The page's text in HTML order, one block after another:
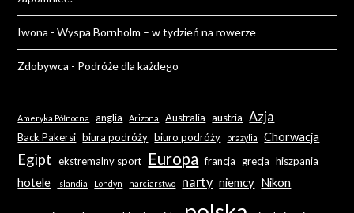
Iwona -Wyspa Bornholm – w tydzień na rowerze
Zdobywca - Podróże dla każdego
Ameryka Północna anglia Arizona Australia austria Azja
Back Pakersi biura podróży biuro podróży brazylia Chorwacja
Egipt ekstremalny sport Europa francja grecja hiszpania
hotele Islandia Londyn narciarstwo narty niemcy Nikon